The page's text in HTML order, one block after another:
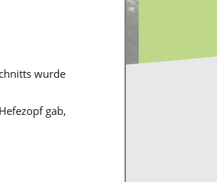
wurde
gab,